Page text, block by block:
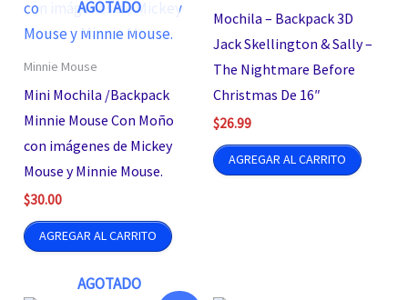
AGOTADO
Minnie Mouse
Mini Mochila /Backpack
Minnie Mouse Con Moño
con imágenes de Mickey
Mouse y Minnie Mouse.
$30.00
AGREGAR AL CARRITO
Mochila – Backpack 3D
Jack Skellington & Sally –
The Nightmare Before
Christmas De 16″
$26.99
AGREGAR AL CARRITO
AGOTADO